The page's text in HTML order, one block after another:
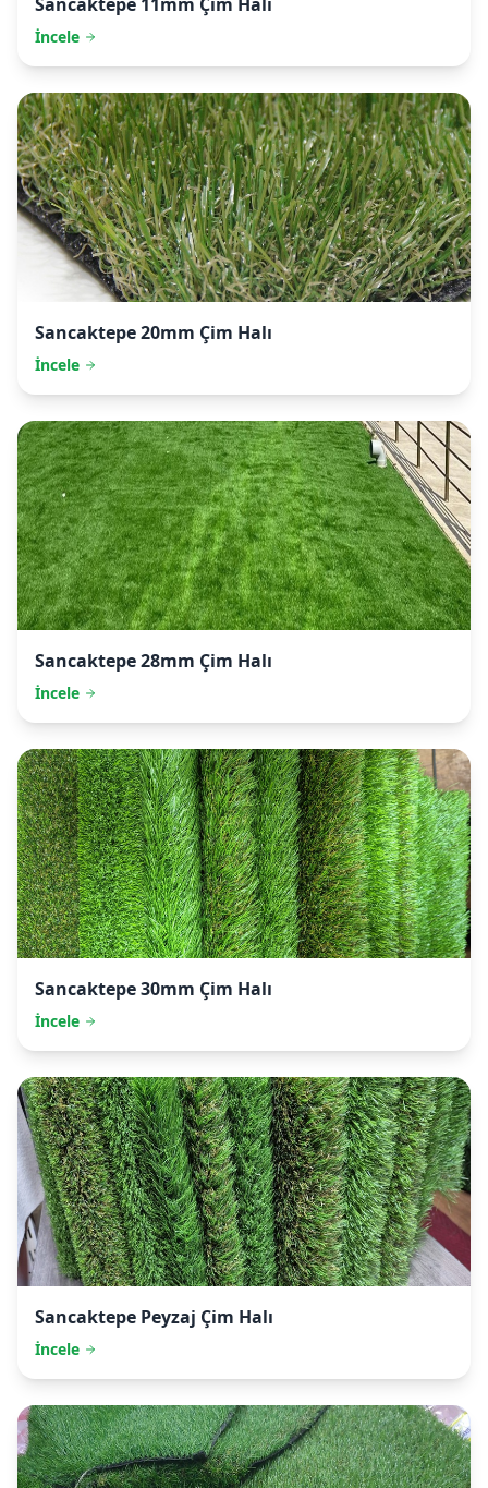
İncele
Sancaktepe20mm Çim Halı
İncele
Sancaktepe28mm Çim Halı
İncele
Sancaktepe30mm Çim Halı
İncele
Sancaktepe Peyzaj Çim Halı
İncele